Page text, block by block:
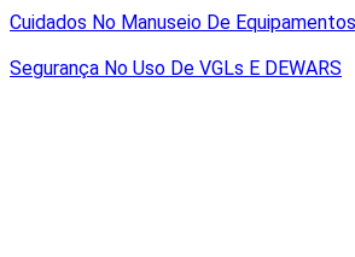
Cuidados No Manuseio De
Segurança No Uso De VGLs E DEWARS